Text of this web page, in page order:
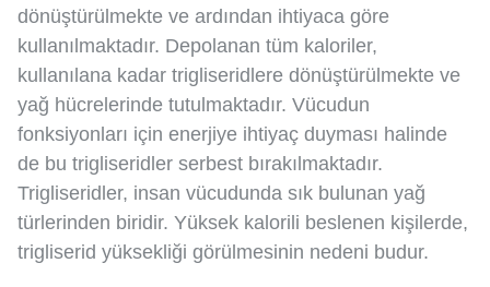
dönüştürülmekte ve ardından ihtiyaca göre
kullanılmaktadır. Depolanan tüm kaloriler,
kullanılana kadar trigliseridlere dönüştürülmekte ve
yağ hücrelerinde tutulmaktadır. Vücudun
fonksiyonları için enerjiye ihtiyaç duyması halinde
de bu trigliseridler serbest bırakılmaktadır.
Trigliseridler, insan vücudunda sık bulunan yağ
türlerinden biridir. Yüksek kalorili beslenen kişilerde,
trigliserid yüksekliği görülmesinin nedeni budur.